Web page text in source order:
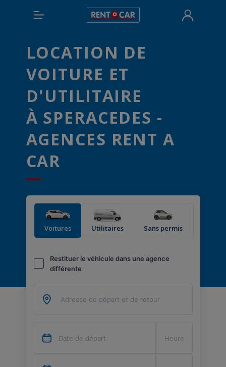
LOCATION DE
VOITURE ET
D'UTILITAIRE
À SPERACEDES -
AGENCES RENT A
CAR
Voitures Utilitaires Sans permis
Restituer le véhicule dans une agence
différente